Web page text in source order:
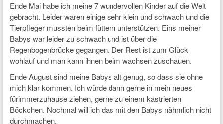
Ende Mai habe ich meine 7 wundervollen Kinder auf die Welt
gebracht. Leider waren einige sehr klein und schwach und die
Tierpfleger mussten beim füttern unterstützen. Eins meiner
Babys war leider zu schwach und ist über die
Regenbogenbrücke gegangen. Der Rest ist zum Glück
wohlauf und man kann ihnen beim wachsen zuschauen.
Ende August sind meine Babys alt genug, so dass sie ohne
mich klar kommen. Ich würde dann gerne in mein neues
fürimmerzuhause ziehen, gerne zu einem kastrierten
Böckchen. Nochmal will ich das mit den Babys nähmlich nicht
durchmachen.